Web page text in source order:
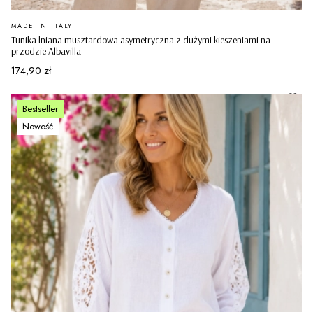
Tunika lniana musztardowa asymetryczna z dużymi kieszeniami na
przodzie Albavilla
PRODUCENT
MADE IN ITALY
Cena
174,90 zł
Bestseller
Nowość